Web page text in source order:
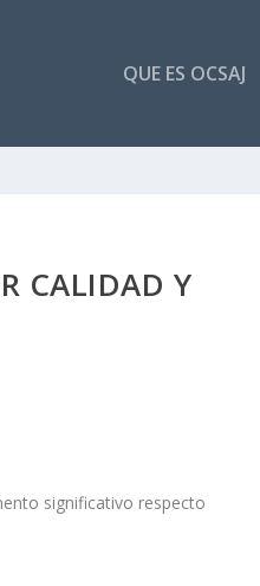
QUE ES OCSAJ
CALIDAD Y
significativo respecto